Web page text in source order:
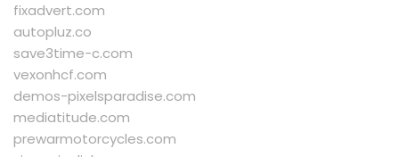
fixadvert.com
autopluz.co
save3time-c.com
vexonhcf.com
demos-pixelsparadise.com
mediatitude.com
prewarmotorcycles.com